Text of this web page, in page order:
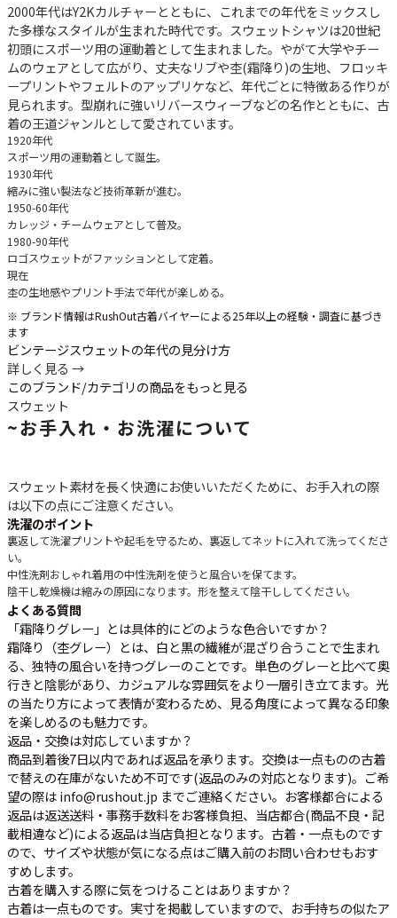
2000年代はY2Kカルチャーとともに、これまでの年代をミックスし
た多様なスタイルが生まれた時代です。スウェットシャツは20世紀
初頭にスポーツ用の運動着として生まれました。やがて大学やチー
ムのウェアとして広がり、丈夫なリブや杢(霜降り)の生地、フロッキ
ープリントやフェルトのアップリケなど、年代ごとに特徴ある作りが
見られます。型崩れに強いリバースウィーブなどの名作とともに、古
着の王道ジャンルとして愛されています。
1920年代
スポーツ用の運動着として誕生。
1930年代
縮みに強い製法など技術革新が進む。
1950-60年代
カレッジ・チームウェアとして普及。
1980-90年代
ロゴスウェットがファッションとして定着。
現在
杢の生地感やプリント手法で年代が楽しめる。
※ ブランド情報はRushOut古着バイヤーによる25年以上の経験・調査に基づき
ます
ビンテージスウェットの年代の見分け方
詳しく見る →
このブランド/カテゴリの商品をもっと見る
スウェット
~お手入れ・お洗濯について
スウェット素材を長く快適にお使いいただくために、お手入れの際
は以下の点にご注意ください。
洗濯のポイント
裏返して洗濯プリントや起毛を守るため、裏返してネットに入れて洗ってくださ
い。
中性洗剤おしゃれ着用の中性洗剤を使うと風合いを保てます。
陰干し乾燥機は縮みの原因になります。形を整えて陰干ししてください。
よくある質問
「霜降りグレー」とは具体的にどのような色合いですか？
霜降り（杢グレー）とは、白と黒の繊維が混ざり合うことで生まれ
る、独特の風合いを持つグレーのことです。単色のグレーと比べて奥
行きと陰影があり、カジュアルな雰囲気をより一層引き立てます。光
の当たり方によって表情が変わるため、見る角度によって異なる印象
を楽しめるのも魅力です。
返品・交換は対応していますか？
商品到着後7日以内であれば返品を承ります。交換は一点ものの古着
で替えの在庫がないため不可です(返品のみの対応となります)。ご希
望の際は info@rushout.jp までご連絡ください。お客様都合による
返品は返送送料・事務手数料をお客様負担、当店都合(商品不良・記
載相違など)による返品は当店負担となります。古着・一点ものです
ので、サイズや状態が気になる点はご購入前のお問い合わせもおす
すめします。
古着を購入する際に気をつけることはありますか？
古着は一点ものです。実寸を掲載していますので、お手持ちの似たア